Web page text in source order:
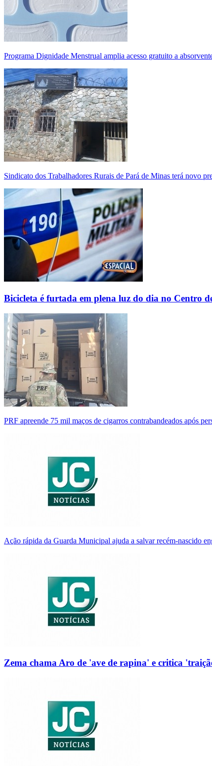
Programa Dignidade Menstrual amplia acesso gratuito a
Sindicato dos Trabalhadores Rurais de Pará de Minas terá novo
Bicicleta é furtada em plena luz do dia no Centro
PRF apreende 75 mil maços de cigarros contrabandeados após
Ação rápida da Guarda Municipal ajuda a salvar recém-nascido
Zema chama Aro de 'ave de rapina' e critica